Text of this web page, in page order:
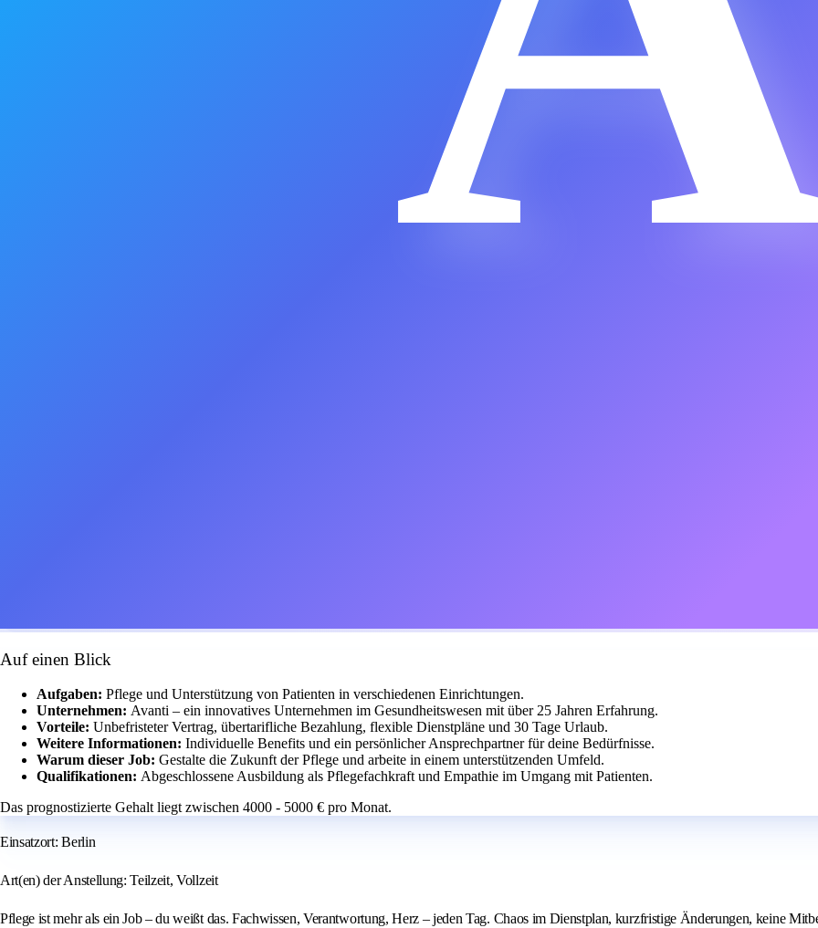
Auf einen Blick
Aufgaben: Pflege und Unterstützung von Patienten in verschiedenen Einrichtungen.
Unternehmen: Avanti – ein innovatives Unternehmen im Gesundheitswesen mit über 25 Jahren Erfahrung.
Vorteile: Unbefristeter Vertrag, übertarifliche Bezahlung, flexible Dienstpläne und 30 Tage Urlaub.
Weitere Informationen: Individuelle Benefits und ein persönlicher Ansprechpartner für deine Bedürfnisse.
Warum dieser Job: Gestalte die Zukunft der Pflege und arbeite in einem unterstützenden Umfeld.
Qualifikationen: Abgeschlossene Ausbildung als Pflegefachkraft und Empathie im Umgang mit Patienten.
Das prognostizierte Gehalt liegt zwischen 4000 - 5000 € pro Monat.
Einsatzort: Berlin
Art(en) der Anstellung: Teilzeit, Vollzeit
Pflege ist mehr als ein Job – du weißt das. Fachwissen, Verantwortung, Herz – jeden Tag. Chaos im Dienstplan, kurzfristige Änderungen, keine